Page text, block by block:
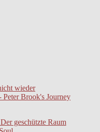
wieder
Brook's Journey
geschützte Raum